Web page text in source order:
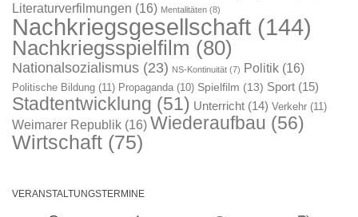
Literaturverfilmungen (16) Mentalitäten (8)
Nachkriegsgesellschaft (144)
Nachkriegsspielfilm (80)
Nationalsozialismus (23) NS-Kontinuität (7) Politik (16)
Politische Bildung (11) Propaganda (10) Spielfilm (13) Sport (15)
Stadtentwicklung (51) Unterricht (14) Verkehr (11)
Weimarer Republik (16) Wiederaufbau (56)
Wirtschaft (75)
VERANSTALTUNGSTERMINE